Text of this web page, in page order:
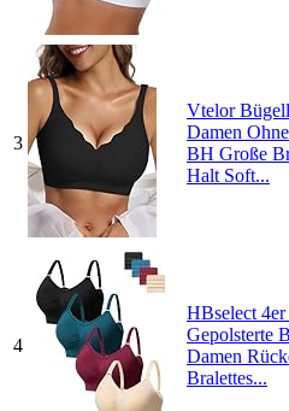
3
Vtelor
Damen
BH Große
Halt Soft...
4
HBselect 4er
Gepolsterte
Damen
Bralettes...